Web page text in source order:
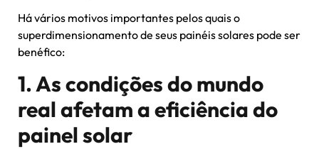
Há vários motivos importantes pelos quais o
superdimensionamento de seus painéis solares pode ser
benéfico:
1. As condições do mundo
real afetam a eficiência do
painel solar